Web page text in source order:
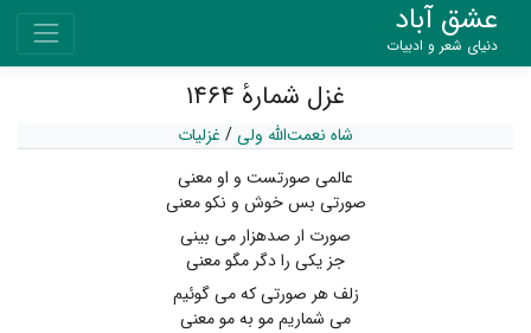
عشق آباد
دنیای شعر و ادبیات
غزل شمارهٔ ۱۴۶۴
شاه نعمت‌الله ولی/ غزلیات
عالمی صورتست و او معنی
صورتی بس خوش و نکو معنی
صورت ار صدهزار می بینی
جز یکی را دگر مگو معنی
زلف هر صورتی که می گوئیم
می شماریم مو به مو معنی